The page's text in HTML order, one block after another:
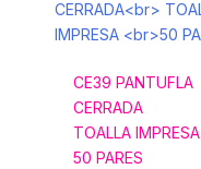
CE39 PANTUFLA
CERRADA
TOALLA IMPRESA
50 PARES